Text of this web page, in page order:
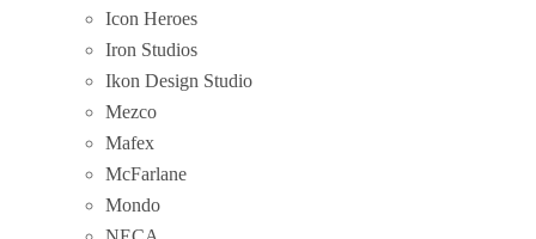
Icon Heroes
Iron Studios
Ikon Design Studio
Mezco
Mafex
McFarlane
Mondo